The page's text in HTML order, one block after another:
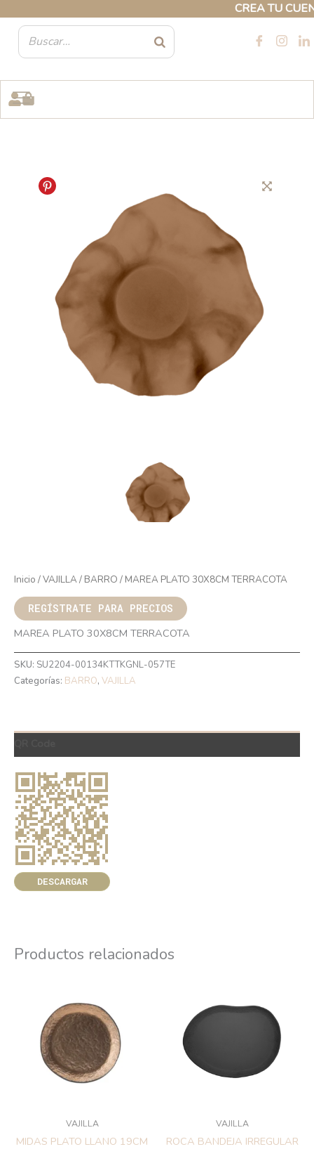
CREA TU
contenido
Inicio /VAJILLA/ BARRO / MAREA PLATO 30X8CM TERRACOTA
REGÍSTRATE PARA PRECIOS
MAREA PLATO 30X8CM TERRACOTA
SKU: SU2204-00134KTTKGNL-057TE
Categorías: BARRO, VAJILLA
DESCARGAR
Productos relacionados
VAJILLA
MIDAS PLATO LLANO 19CM
VAJILLA
ROCA BANDEJA IRREGULAR